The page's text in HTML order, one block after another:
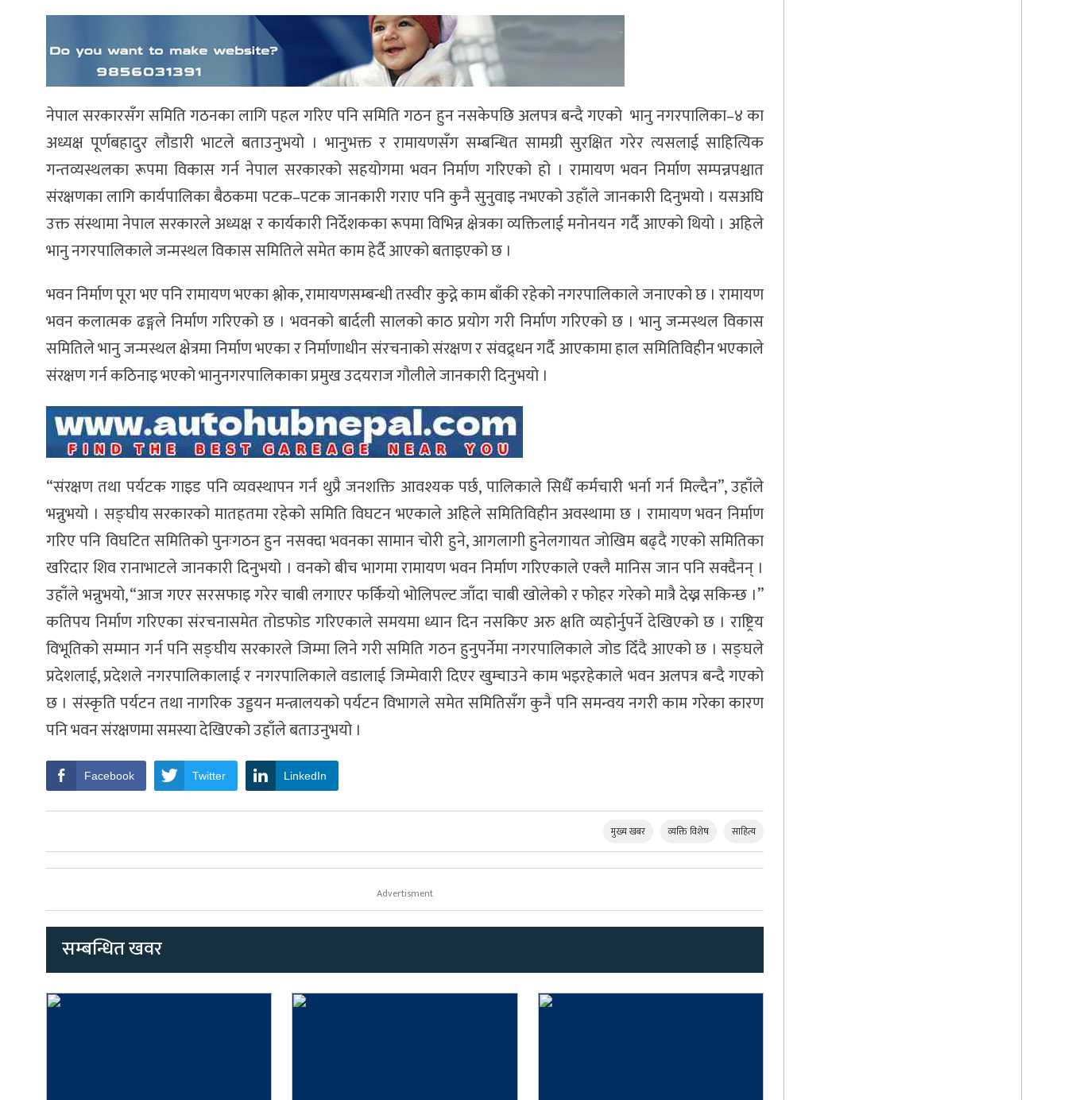
नेपाल सरकारसँग समिति गठनका लागि पहल गरिए पनि समिति गठन हुन नसकेपछि अलपत्र बन्दै गएको भानु नगरपालिका–४ का
अध्यक्ष पूर्णबहादुर लौडारी भाटले बताउनुभयो । भानुभक्त र रामायणसँग सम्बन्धित सामग्री सुरक्षित गरेर त्यसलाई साहित्यिक
गन्तव्यस्थलका रूपमा विकास गर्न नेपाल सरकारको सहयोगमा भवन निर्माण गरिएको हो । रामायण भवन निर्माण सम्पन्नपश्चात
संरक्षणका लागि कार्यपालिका बैठकमा पटक–पटक जानकारी गराए पनि कुनै सुनुवाइ नभएको उहाँले जानकारी दिनुभयो । यसअघि
उक्त संस्थामा नेपाल सरकारले अध्यक्ष र कार्यकारी निर्देशकका रूपमा विभिन्न क्षेत्रका व्यक्तिलाई मनोनयन गर्दै आएको थियो । अहिले
भानु नगरपालिकाले जन्मस्थल विकास समितिले समेत काम हेर्दै आएको बताइएको छ ।
भवन निर्माण पूरा भए पनि रामायण भएका श्लोक, रामायणसम्बन्धी तस्वीर कुद्ने काम बाँकी रहेको नगरपालिकाले जनाएको छ । रामायण
भवन कलात्मक ढङ्गले निर्माण गरिएको छ । भवनको बार्दली सालको काठ प्रयोग गरी निर्माण गरिएको छ । भानु जन्मस्थल विकास
समितिले भानु जन्मस्थल क्षेत्रमा निर्माण भएका र निर्माणाधीन संरचनाको संरक्षण र संवद्र्धन गर्दै आएकामा हाल समितिविहीन भएकाले
संरक्षण गर्न कठिनाइ भएको भानुनगरपालिकाका प्रमुख उदयराज गौलीले जानकारी दिनुभयो ।
“संरक्षण तथा पर्यटक गाइड पनि व्यवस्थापन गर्न थुप्रै जनशक्ति आवश्यक पर्छ, पालिकाले सिधैँ कर्मचारी भर्ना गर्न मिल्दैन”, उहाँले
भन्नुभयो । सङ्घीय सरकारको मातहतमा रहेको समिति विघटन भएकाले अहिले समितिविहीन अवस्थामा छ । रामायण भवन निर्माण
गरिए पनि विघटित समितिको पुनःगठन हुन नसक्दा भवनका सामान चोरी हुने, आगलागी हुनेलगायत जोखिम बढ्दै गएको समितिका
खरिदार शिव रानाभाटले जानकारी दिनुभयो । वनको बीच भागमा रामायण भवन निर्माण गरिएकाले एक्लै मानिस जान पनि सक्दैनन् ।
उहाँले भन्नुभयो, “आज गएर सरसफाइ गरेर चाबी लगाएर फर्कियो भोलिपल्ट जाँदा चाबी खोलेको र फोहर गरेको मात्रै देख्न सकिन्छ ।”
कतिपय निर्माण गरिएका संरचनासमेत तोडफोड गरिएकाले समयमा ध्यान दिन नसकिए अरु क्षति व्यहोर्नुपर्ने देखिएको छ । राष्ट्रिय
विभूतिको सम्मान गर्न पनि सङ्घीय सरकारले जिम्मा लिने गरी समिति गठन हुनुपर्नेमा नगरपालिकाले जोड दिँदै आएको छ । सङ्घले
प्रदेशलाई, प्रदेशले नगरपालिकालाई र नगरपालिकाले वडालाई जिम्मेवारी दिएर खुम्चाउने काम भइरहेकाले भवन अलपत्र बन्दै गएको
छ । संस्कृति पर्यटन तथा नागरिक उड्डयन मन्त्रालयको पर्यटन विभागले समेत समितिसँग कुनै पनि समन्वय नगरी काम गरेका कारण
पनि भवन संरक्षणमा समस्या देखिएको उहाँले बताउनुभयो ।
Facebook Twitter LinkedIn
मुख्य खबर व्यक्ति विशेष साहित्य
Advertisment
सम्बन्धित खवर